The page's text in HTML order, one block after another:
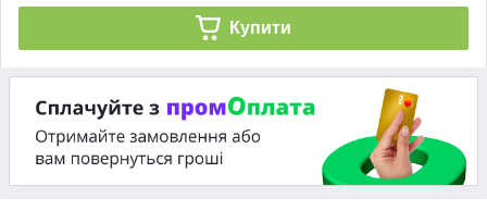
Купити